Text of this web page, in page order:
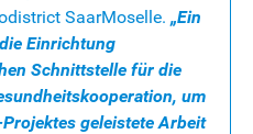
SaarMoselle. „Ein
Einrichtung
Schnittstelle für die
um
geleistete Arbeit